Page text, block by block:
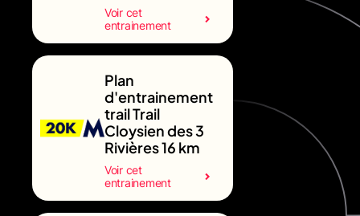
Voir cet
entrainement
Plan
d'entrainement
trail Trail
Cloysien des 3
Rivières 16 km
Voir cet
entrainement